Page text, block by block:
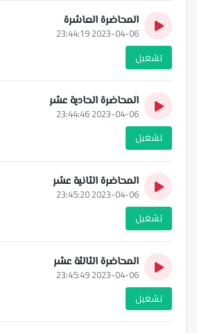
المحاضرة العاشرة
2023-04-06 23:44:19
تشغيل
المحاضرة الحادية عشر
2023-04-06 23:44:46
تشغيل
المحاضرة الثانية عشر
2023-04-06 23:45:20
تشغيل
المحاضرة الثالثة عشر
2023-04-06 23:45:49
تشغيل